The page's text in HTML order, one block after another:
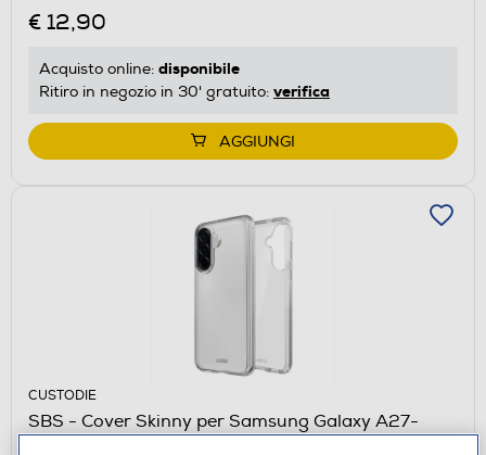
€ 12,90
Acquisto online: disponibile
Ritiro in negozio in 30' gratuito: verifica
AGGIUNGI
CUSTODIE
SBS - Cover Skinny per Samsung Galaxy A27-
Trasparente